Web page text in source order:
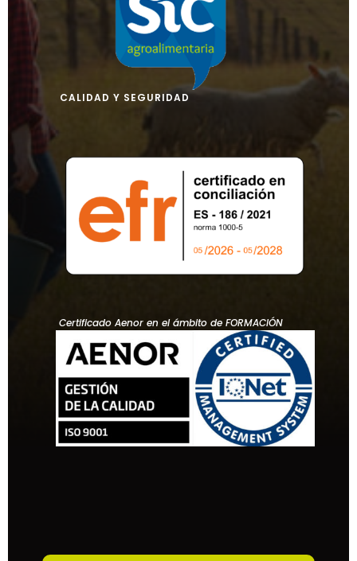
CALIDAD Y SEGURIDAD
Certificado Aenor en el ámbito de FORMACIÓN